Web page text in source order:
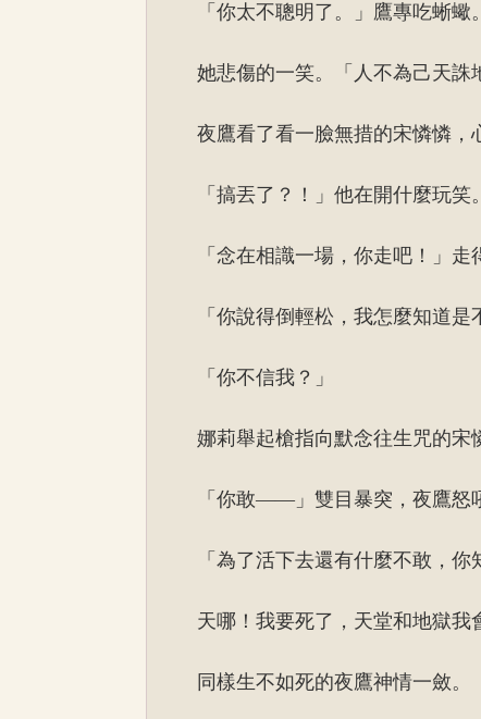
「你太不聰明了。」鷹專吃蜥蠍。
她悲傷的一笑。「人不為己天誅
夜鷹看了看一臉無措的宋憐憐，
「搞丟了？！」他在開什麼玩笑。
「念在相識一場，你走吧！」
「你說得倒輕松，我怎麼知道
「你不信我？」
娜莉舉起槍指向默念往生咒的宋
「你敢——」雙目暴突，夜鷹怒
「為了活下去還有什麼不敢，
天哪！我要死了，天堂和地獄我
同樣生不如死的夜鷹神情一斂。